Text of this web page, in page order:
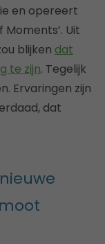
en opereert
Uit
blijken dat
te zijn. Tegelijk
Ervaringen zijn
dat